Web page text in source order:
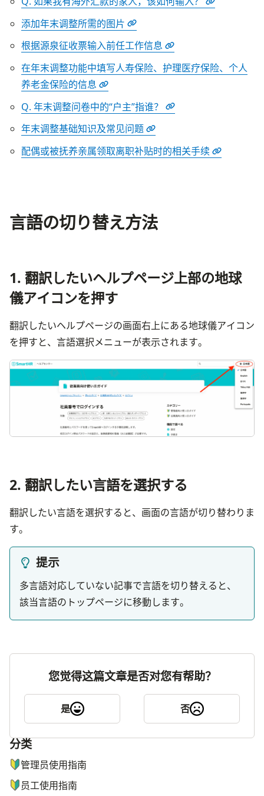
添加年末调整所需的图片
根据源泉征收票输入前任工作信息
在年末调整功能中填写人寿保险、护理医疗保险、个人
养老金保险的信息
Q. 年末调整问卷中的“户主”指谁？
年末调整基础知识及常见问题
配偶或被抚养亲属领取离职补贴时的相关手续
言語の切り替え方法
1. 翻訳したいヘルプページ上部の地球
儀アイコンを押す
翻訳したいヘルプページの画面右上にある地球儀アイコン
を押すと、言語選択メニューが表示されます。
2. 翻訳したい言語を選択する
翻訳したい言語を選択すると、画面の言語が切り替わりま
す。
提示
多言語対応していない記事で言語を切り替えると、
該当言語のトップページに移動します。
您觉得这篇文章是否对您有帮助？
是 否
ナビゲーションメニュー
分类
管理员使用指南
员工使用指南